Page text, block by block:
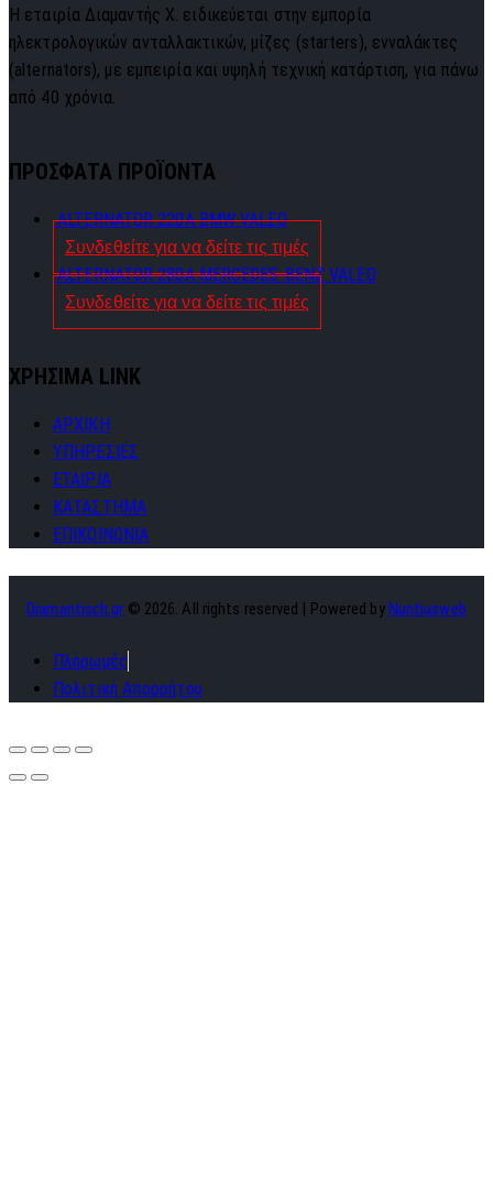
Η εταιρία Διαμαντής Χ. ειδικεύεται στην εμπορία
ηλεκτρολογικών ανταλλακτικών, μίζες (starters), ενναλάκτες
(alternators), με εμπειρία και υψηλή τεχνική κατάρτιση, για πάνω
από 40 χρόνια.
ΠΡΟΣΦΑΤΑ ΠΡΟΪΟΝΤΑ
ALTERNATOR 220A BMW VALEO
Συνδεθείτε για να δείτε τις τιμές
ALTERNATOR 280A MERCEDES-BENZ VALEO
Συνδεθείτε για να δείτε τις τιμές
ΧΡΗΣΙΜΑ LINK
ΑΡΧΙΚΗ
ΥΠΗΡΕΣΙΕΣ
ΕΤΑΙΡΙΑ
ΚΑΤΑΣΤΗΜΑ
ΕΠΙΚΟΙΝΩΝΙΑ
Diamantisch.gr © 2026. All rights reserved | Powered by Nuntiusweb
Πληρωμές
Πολιτική Απορρήτου